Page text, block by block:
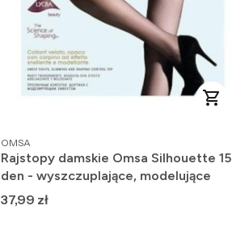
PRODUCENT
OMSA
Rajstopy damskie Omsa Silhouette 15
den - wyszczuplające, modelujące
Cena
37,99 zł